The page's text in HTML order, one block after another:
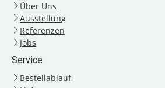
Über Uns
Ausstellung
Referenzen
Jobs
Service
Bestellablauf